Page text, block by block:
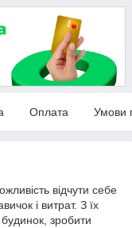
Оплата Умови
відчути себе
і витрат. З їх
зробити